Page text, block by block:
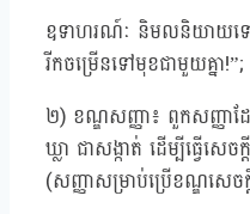
ឧទាហរណ៍ៈ និមលនិយាយទៅក
រីកចម្រើនទៅមុខជាមួយគ្នា!”;
២) ខណ្ឌសញ្ញា៖ ពួកសញ្ញាដ
ឃ្លា ជាសង្កាត់ ដើម្បីធ្វើស
(សញ្ញាសម្រាប់ប្រើខណ្ឌសេច